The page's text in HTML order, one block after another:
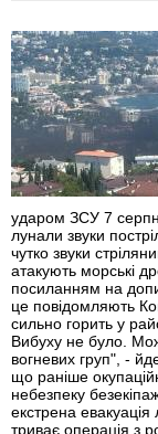
ударом ЗСУ 7
лунали звуки
чутко звуки
атакують морські
посиланням на
це повідомляють
сильно горить у
Вибуху не було.
вогневих груп", -
що раніше
небезпеку
екстрена
триває операція з